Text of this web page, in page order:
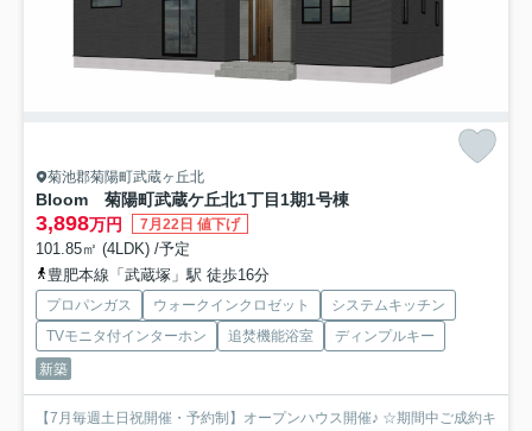
菊池郡菊陽町武蔵ヶ丘北
Bloom 菊陽町武蔵ケ丘北1丁目1期1号棟
3,898万円 7月22日 値下げ
101.85㎡ (4LDK) /予定
豊肥本線「武蔵塚」駅 徒歩16分
プロパンガス ウォークインクロゼット
システムキッチン
TVモニタ付インターホン
追焚機能浴室
ディンプルキー
新築
【7月毎週土日祝開催・予約制】オープンハウス開催♪ ☆期間中ご成約キ